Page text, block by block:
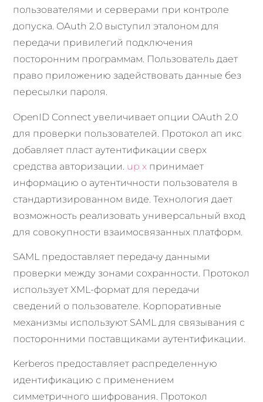
пользователями и серверами при контроле
допуска. OAuth 2.0 выступил эталоном для
передачи привилегий подключения
посторонним программам. Пользователь дает
право приложению задействовать данные без
пересылки пароля.
OpenID Connect увеличивает опции OAuth 2.0
для проверки пользователей. Протокол ап икс
добавляет пласт аутентификации сверх
средства авторизации. up x принимает
информацию о аутентичности пользователя в
стандартизированном виде. Технология дает
возможность реализовать универсальный вход
для совокупности взаимосвязанных платформ.
SAML предоставляет передачу данными
проверки между зонами сохранности. Протокол
использует XML-формат для передачи
сведений о пользователе. Корпоративные
механизмы используют SAML для связывания с
посторонними поставщиками аутентификации.
Kerberos предоставляет распределенную
идентификацию с применением
симметричного шифрования. Протокол